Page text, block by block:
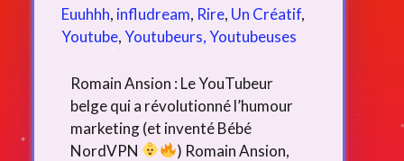
Euuhhh, infludream, Rire, Un Créatif,
Youtube,Youtubeurs, Youtubeuses
Romain Ansion : Le YouTubeur
belge qui a révolutionné l’humour
marketing (et inventé Bébé
NordVPN
) Romain Ansion,